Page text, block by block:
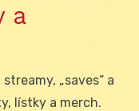
a
„saves“ a
lístky a merch.